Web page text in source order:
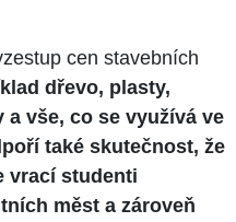
cen stavebních
dřevo, plasty,
vše, co se využívá ve
také skutečnost, že
vrací studenti
měst a zároveň